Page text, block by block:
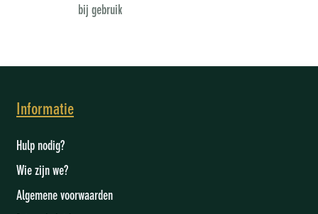
bij gebruik
Informatie
Hulp nodig?
Wie zijn we?
Algemene voorwaarden